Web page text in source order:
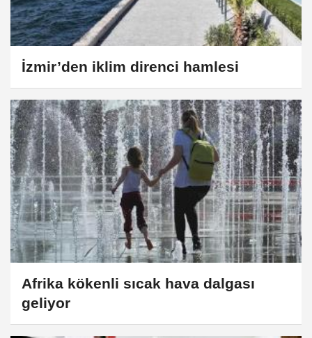
İzmir’den iklim direnci hamlesi
Afrika kökenli sıcak hava dalgası
geliyor